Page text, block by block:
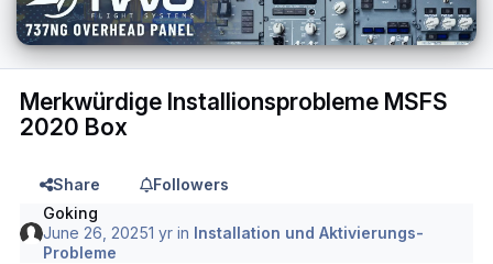
Merkwürdige Installionsprobleme MSFS
2020 Box
Share
Followers
Goking
June 26, 20251 yr in Installation und Aktivierungs-
Probleme